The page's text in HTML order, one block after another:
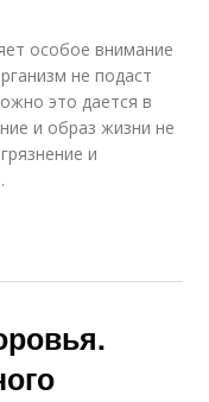
особое внимание
не подаст
это дается в
и образ жизни не
и